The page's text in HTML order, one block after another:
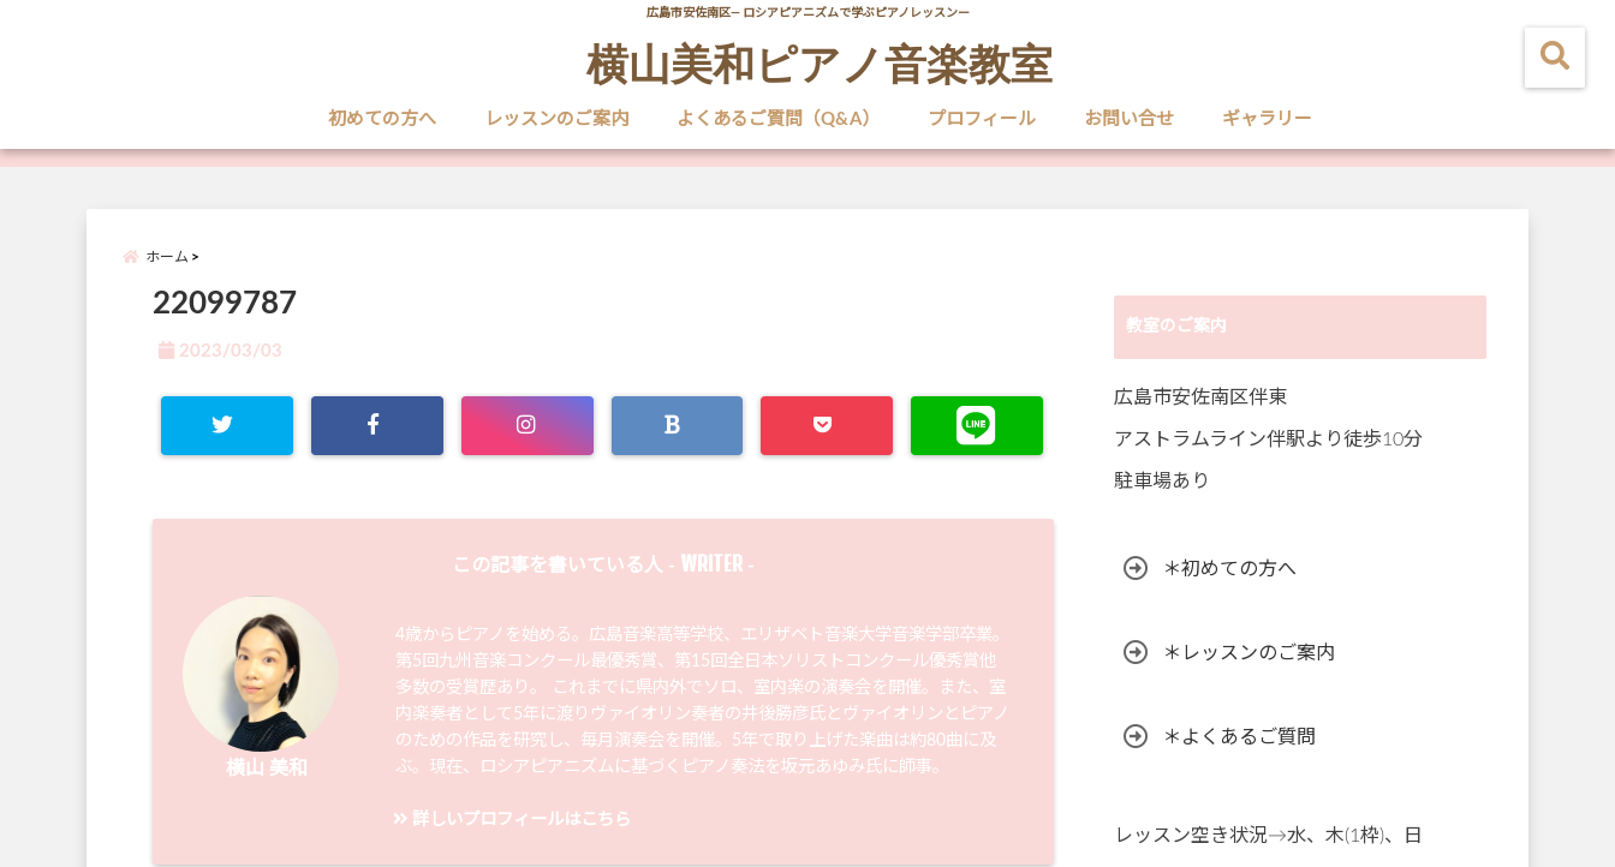
広島市安佐南区― ロシアピアニズムで学ぶピアノレッスンー
横山美和ピアノ音楽教室
初めての方へ レッスンのご案内 よくあるご質問（Q&A） プロフィール お問い合せ ギャラリー
ホーム
22099787
2023/03/03
この記事を書いている人 - WRITER -
横山 美和
4歳からピアノを始める。広島音楽高等学校、エリザベト音楽大学音楽学部卒業。
第5回九州音楽コンクール最優秀賞、第15回全日本ソリストコンクール優秀賞他
多数の受賞歴あり。 これまでに県内外でソロ、室内楽の演奏会を開催。また、室
内楽奏者として5年に渡りヴァイオリン奏者の井後勝彦氏とヴァイオリンとピアノ
のための作品を研究し、毎月演奏会を開催。5年で取り上げた楽曲は約80曲に及
ぶ。現在、ロシアピアニズムに基づくピアノ奏法を坂元あゆみ氏に師事。
詳しいプロフィールはこちら
教室のご案内
広島市安佐南区伴東
アストラムライン伴駅より徒歩10分
駐車場あり
＊初めての方へ
＊レッスンのご案内
＊よくあるご質問
レッスン空き状況→水、木(1枠)、日